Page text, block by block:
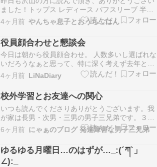
ました！トップス レディース パフスリーブ 半袖
春 5分袖 五分袖 ボリュームスリーブ バルーンス
リーブ 二の腕カバー ボリューム袖 ぽわん袖 ポワ
ン袖 バルーン袖 パフ袖 袖コンシャス レディース
トップス 春 ≪ゆうメール便配送3…
4ヶ月前 やんちゃ息子とおうちごはん
役員顔合わせと懇談会
今日は朝から役員顔合わせ。 人数多いし選ばれな
いだろうなぁと思って、特に深く考えず去年と同
じ委員会に丸つけたら見事に当たってしまいまし
た。 絶対に大丈夫って事も無いから、いつかは当
たるんだろうなとは思ってたけどまさかこんな早
くくるとは???? でも仕事しながらだと結構大変
かも知れ…
4ヶ月前 LiNaDiary
校外学習とお友達への関心
いつも読んでくださりありがとうございます。我
が家は長男・次男・三男の男子三兄弟です。３人
とも広汎性発達障害・ADHD・学習障害の発達障
害フルコンボ。更に感覚過敏&鈍麻、場面緘黙、
アレルギー&喘息持ち。三男は脳波異常あり。そ
んな子供達を育てる母親の日常の備忘録です。い
いね・コメン…
6ヶ月前 にゃぁのブログ 発達障害な男子三兄弟
ゆるゆる月曜日…のはずが…_:(´ཀ`」
∠):_